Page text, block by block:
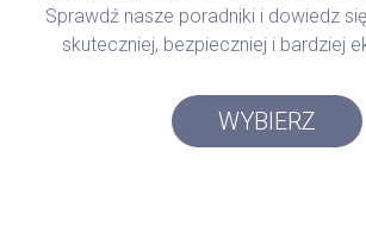
Sprawdź nasze poradniki i dowiedz
skuteczniej, bezpieczniej i bardziej
WYBIERZ